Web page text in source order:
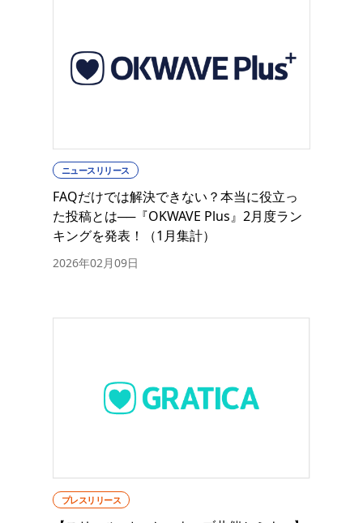
ニュースリリース
FAQだけでは解決できない？本当に役立っ
た投稿とは──『OKWAVE Plus』2月度ラン
キングを発表！（1月集計）
2026年02月09日
プレスリリース